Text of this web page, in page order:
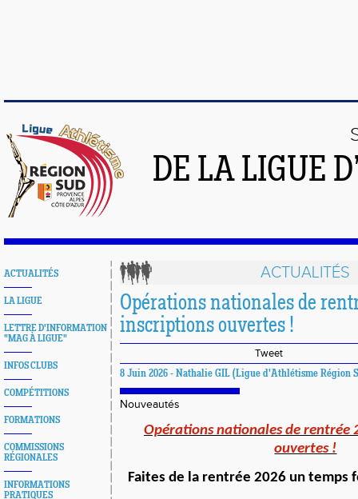
DE LA LIGUE
ACTUALITÉS
LA LIGUE
LETTRE D'INFORMATION
"MAG À LIGUE"
INFOS CLUBS
COMPÉTITIONS
FORMATIONS
COMMISSIONS
RÉGIONALES
INFORMATIONS
PRATIQUES
ACTUALITÉS
Opérations nationales de
inscriptions ouvertes !
Tweet
8 Juin 2026 - Nathalie GIL (Ligue d'Athlétisme Région
Nouveautés
Opérations nationales de rentrée
ouvertes !
Faites de la rentrée 2026 un temps